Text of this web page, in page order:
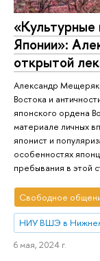
«Культурные
Японии»:
открытой
Александр
Востока и
японского ордена
материале личных
японист и
особенностях
пребывания в этой
Свободное
НИУ ВШЭ в
6 мая, 2024 г.